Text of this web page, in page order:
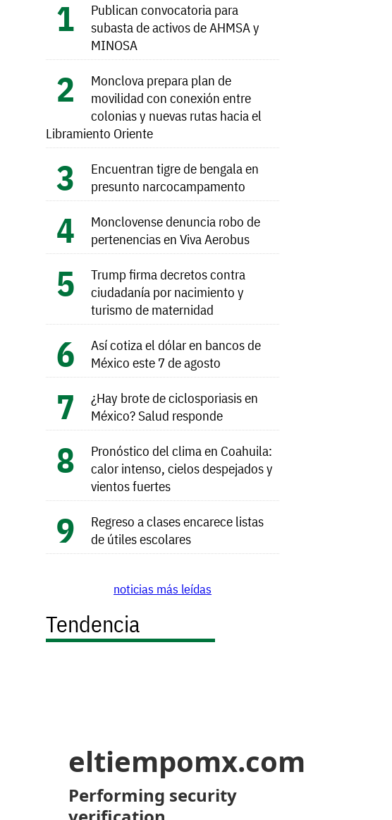
Publican convocatoria para
subasta de activos de AHMSA y
MINOSA
Monclova prepara plan de
movilidad con conexión entre
colonias y nuevas rutas hacia el
Libramiento Oriente
Encuentran tigre de bengala en
presunto narcocampamento
Monclovense denuncia robo de
pertenencias en Viva Aerobus
Trump firma decretos contra
ciudadanía por nacimiento y
turismo de maternidad
Así cotiza el dólar en bancos de
México este 7 de agosto
¿Hay brote de ciclosporiasis en
México? Salud responde
Pronóstico del clima en Coahuila:
calor intenso, cielos despejados y
vientos fuertes
Regreso a clases encarece listas
de útiles escolares
noticias más leídas
Tendencia